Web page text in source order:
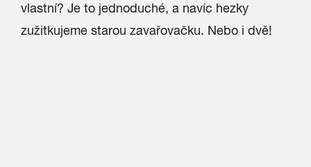
vlastní? Je to jednoduché, a navíc hezky
zužitkujeme starou zavařovačku. Nebo i dvě!